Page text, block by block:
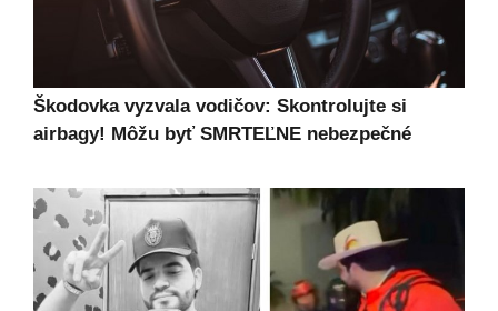
Škodovka vyzvala vodičov: Skontrolujte si
airbagy! Môžu byť SMRTEĽNE nebezpečné